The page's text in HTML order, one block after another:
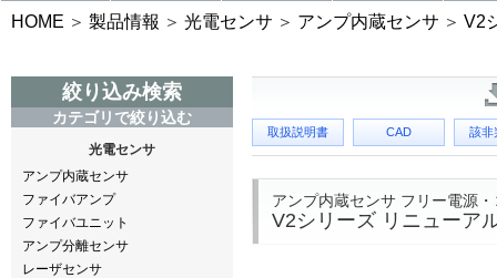
HOME 製品情報 光電センサ アンプ内蔵センサ V2
絞り込み検索
カテゴリで絞り込む
光電センサ
アンプ内蔵センサ
ファイバアンプ
ファイバユニット
アンプ分離センサ
レーザセンサ
取扱説明書 CAD 該非
アンプ内蔵センサ フリー電源
V2シリーズ リニューア